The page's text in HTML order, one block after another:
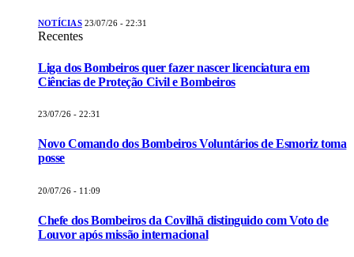
NOTÍCIAS 23/07/26 - 22:31
Recentes
Liga dos Bombeiros quer fazer nascer licenciatura em
Ciências de Proteção Civil e Bombeiros
23/07/26 - 22:31
Novo Comando dos Bombeiros Voluntários de Esmoriz toma
posse
20/07/26 - 11:09
Chefe dos Bombeiros da Covilhã distinguido com Voto de
Louvor após missão internacional